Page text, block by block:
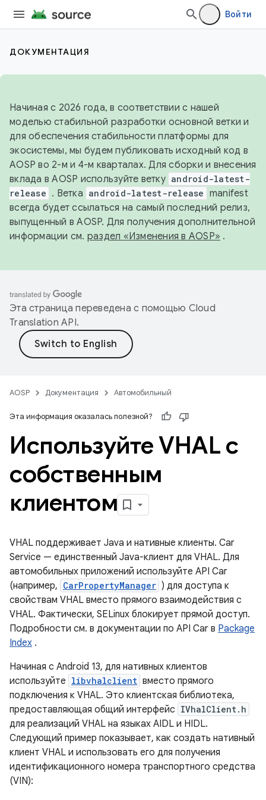
Войти
ДОКУМЕНТАЦИЯ
Начиная с 2026 года, в соответствии с нашей
моделью стабильной разработки основной ветки и
для обеспечения стабильности платформы для
экосистемы, мы будем публиковать исходный код в
AOSP во 2-м и 4-м кварталах. Для сборки и внесения
вклада в AOSP используйте ветку android-latest-
release . Ветка android-latest-release manifest
всегда будет ссылаться на самый последний релиз,
выпущенный в AOSP. Для получения дополнительной
информации см. раздел «Изменения в AOSP» .
Эта страница переведена с помощью Cloud
Translation API.
AOSP Документация Автомобильный
Эта информация оказалась полезной?
Используйте VHAL с
собственным
клиентом
VHAL поддерживает Java и нативные клиенты. Car
Service — единственный Java-клиент для VHAL. Для
автомобильных приложений используйте API Car
(например, CarPropertyManager ) для доступа к
свойствам VHAL вместо прямого взаимодействия с
VHAL. Фактически, SELinux блокирует прямой доступ.
Подробности см. в документации по API Car в Package
Index .
Начиная с Android 13, для нативных клиентов
используйте libvhalclient вместо прямого
подключения к VHAL. Это клиентская библиотека,
предоставляющая общий интерфейс IVhalClient.h
для реализаций VHAL на языках AIDL и HIDL.
Следующий пример показывает, как создать нативный
клиент VHAL и использовать его для получения
идентификационного номера транспортного средства
(VIN):